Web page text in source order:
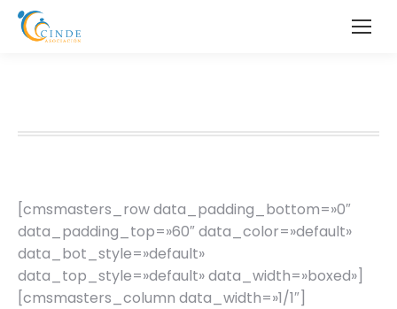
[cmsmasters_row data_padding_bottom=»0″
data_padding_top=»60″ data_color=»default»
data_bot_style=»default»
data_top_style=»default» data_width=»boxed»]
[cmsmasters_column data_width=»1/1″]